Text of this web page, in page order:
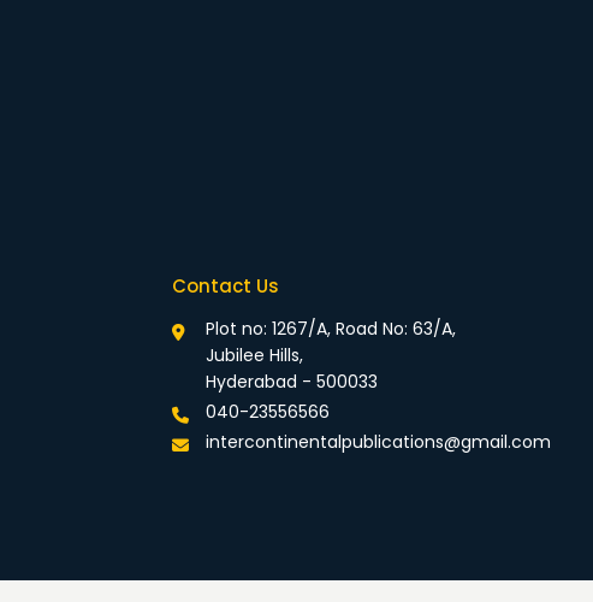
Contact Us
Plot no: 1267/A, Road No: 63/A,
Jubilee Hills,
Hyderabad - 500033
040-23556566
intercontinentalpublications@gmail.com